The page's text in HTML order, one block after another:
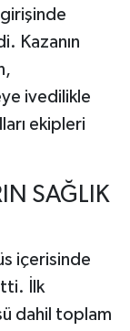
Kazanın
ivedilikle
ekipleri
SAĞLIK
içerisinde
İlk
dahil toplam